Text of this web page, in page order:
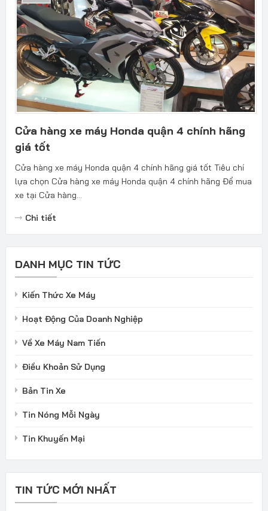
Cửa hàng xe máy Honda quận 4 chính hãng
giá tốt
Cửa hàng xe máy Honda quận 4 chính hãng giá tốt Tiêu chí
lựa chọn Cửa hàng xe máy Honda quận 4 chính hãng Để mua
xe tại Cửa hàng...
Chi tiết
DANH MỤC TIN TỨC
Kiến Thức Xe Máy
Hoạt Động Của Doanh Nghiệp
Về Xe Máy Nam Tiến
Điều Khoản Sử Dụng
Bản Tin Xe
Tin Nóng Mỗi Ngày
Tin Khuyến Mại
TIN TỨC MỚI NHẤT